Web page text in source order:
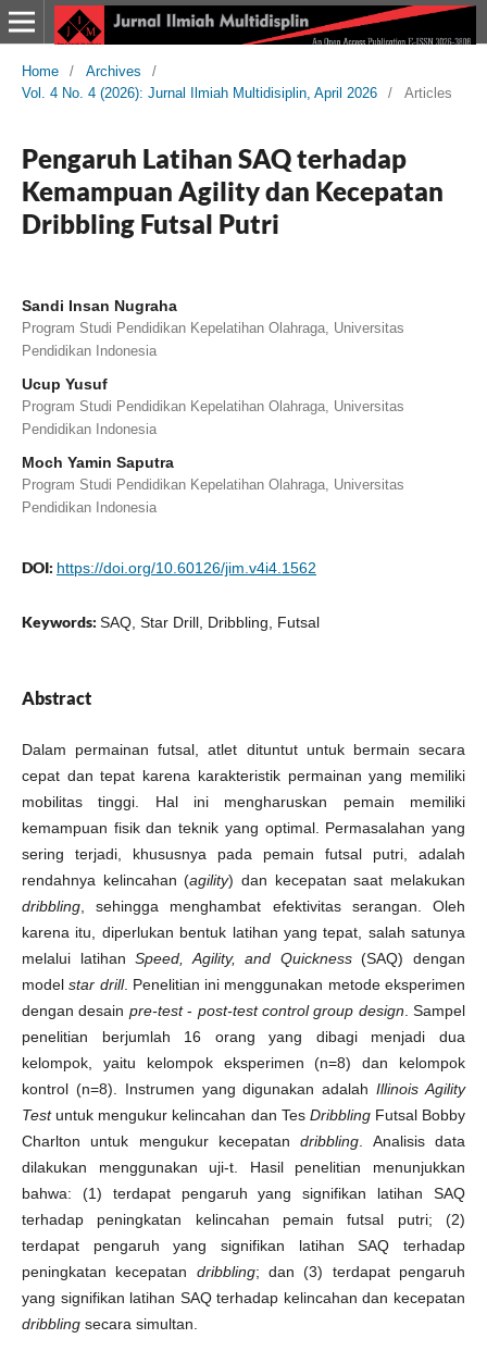
Home / Archives
/
Vol. 4 No. 4 (2026): Jurnal Ilmiah Multidisiplin, April 2026
/ Articles
Pengaruh Latihan SAQ terhadap
Kemampuan Agility dan Kecepatan
Dribbling Futsal Putri
Sandi Insan Nugraha
Program Studi Pendidikan Kepelatihan Olahraga, Universitas
Pendidikan Indonesia
Ucup Yusuf
Program Studi Pendidikan Kepelatihan Olahraga, Universitas
Pendidikan Indonesia
Moch Yamin Saputra
Program Studi Pendidikan Kepelatihan Olahraga, Universitas
Pendidikan Indonesia
DOI: https://doi.org/10.60126/jim.v4i4.1562
Keywords: SAQ, Star Drill, Dribbling, Futsal
Abstract
Dalam permainan futsal, atlet dituntut untuk bermain secara
cepat dan tepat karena karakteristik permainan yang memiliki
mobilitas tinggi. Hal ini mengharuskan pemain memiliki
kemampuan fisik dan teknik yang optimal. Permasalahan yang
sering terjadi, khususnya pada pemain futsal putri, adalah
rendahnya kelincahan (agility) dan kecepatan saat melakukan
dribbling, sehingga menghambat efektivitas serangan. Oleh
karena itu, diperlukan bentuk latihan yang tepat, salah satunya
melalui latihanSpeed, Agility, and Quickness(SAQ) dengan
modelstar drill. Penelitian ini menggunakan metode eksperimen
dengan desain pre-test- post-test control group design . Sampel
penelitian berjumlah 16 orang yang dibagi menjadi dua
kelompok, yaitu kelompok eksperimen (n=8) dan kelompok
kontrol (n=8). Instrumen yang digunakan adalahIllinois Agility
Testuntuk mengukur kelincahan dan Tes DribblingFutsal Bobby
Charlton untuk mengukur kecepatandribbling . Analisis data
dilakukan menggunakan uji-t. Hasil penelitian menunjukkan
bahwa: (1) terdapat pengaruh yang signifikan latihan SAQ
terhadap peningkatan kelincahan pemain futsal putri; (2)
terdapat pengaruh yang signifikan latihan SAQ terhadap
peningkatan kecepatan dribbling; dan (3) terdapat pengaruh
yang signifikan latihan SAQ terhadap kelincahan dan kecepatan
dribblingsecara simultan.